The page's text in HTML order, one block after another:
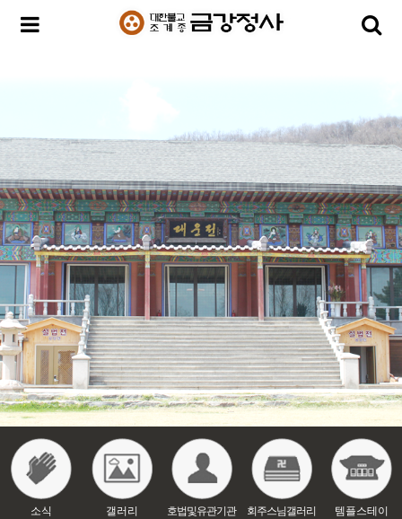
소식 갤러리 호법및유관기관 회주스님갤러리 템플스테이